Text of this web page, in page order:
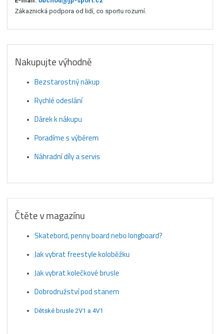
Zákaznická podpora od lidí, co sportu rozumí.
Nakupujte výhodně
Bezstarostný nákup
Rychlé odeslání
Dárek k nákupu
Poradíme s výběrem
Náhradní díly a servis
Čtěte v magazínu
Skatebord, penny board nebo longboard?
Jak vybrat freestyle koloběžku
Jak vybrat kolečkové brusle
Dobrodružství pod stanem
Dětské brusle 2V1 a 4V1